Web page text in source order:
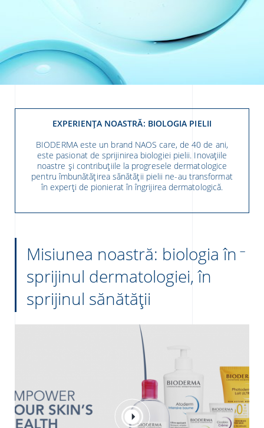
EXPERIENȚA NOASTRĂ: BIOLOGIA PIELII
BIODERMA este un brand NAOS care, de 40 de ani,
este pasionat de sprijinirea biologiei pielii. Inovațiile
noastre și contribuțiile la progresele dermatologice
pentru îmbunătățirea sănătății pielii ne-au transformat
în experți de pionierat în îngrijirea dermatologică.
Misiunea noastră: biologia în
sprijinul dermatologiei, în
sprijinul sănătății